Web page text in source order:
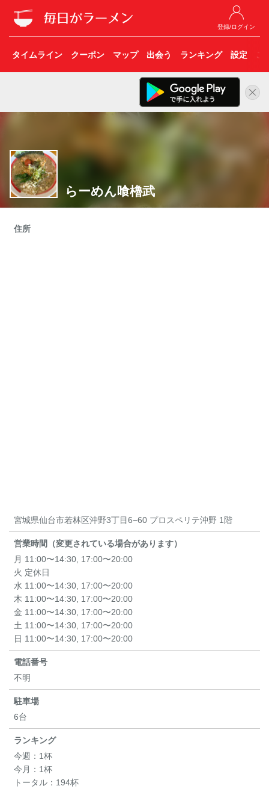
登録/ログイン
タイムライン クーポン マップ 出会う ランキング 設定 こ
らーめん喰櫓武
住所
宮城県仙台市若林区沖野3丁目6−60 プロスペリテ沖野 1階
営業時間（変更されている場合があります）
月 11:00〜14:30, 17:00〜20:00
火 定休日
水 11:00〜14:30, 17:00〜20:00
木 11:00〜14:30, 17:00〜20:00
金 11:00〜14:30, 17:00〜20:00
土 11:00〜14:30, 17:00〜20:00
日 11:00〜14:30, 17:00〜20:00
電話番号
不明
駐車場
6台
ランキング
今週： 1杯
今月： 1杯
トータル： 194杯